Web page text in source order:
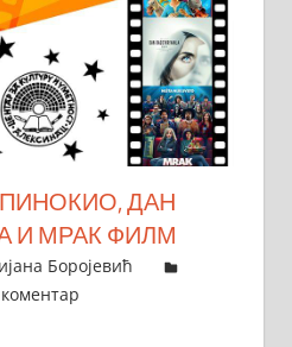
ДАН
И МРАК ФИЛМ
Боројевић